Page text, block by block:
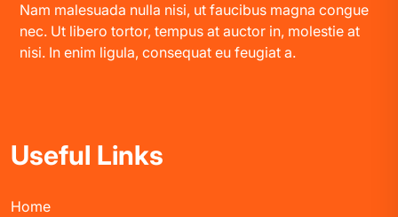
Nam malesuada nulla nisi, ut faucibus magna congue
nec. Ut libero tortor, tempus at auctor in, molestie at
nisi. In enim ligula, consequat eu feugiat a.
Useful Links
Home